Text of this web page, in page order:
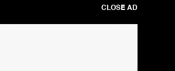
CLOSE AD